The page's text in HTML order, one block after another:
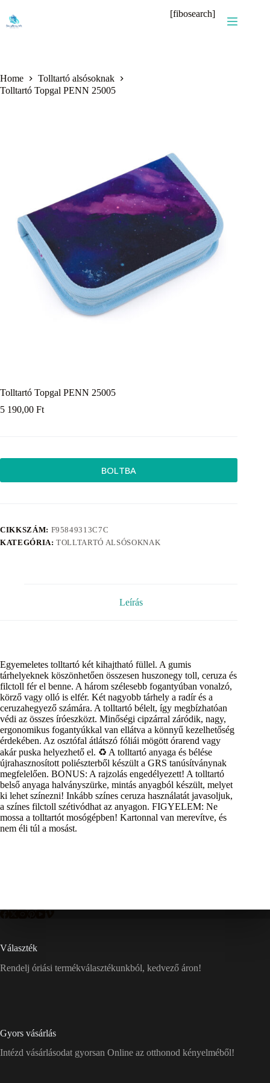
content
[fibosearch]
Home
Tolltartó alsósoknak
Tolltartó Topgal PENN 25005
Tolltartó Topgal PENN 25005
5 190,00 Ft
BOLTBA
CIKKSZÁM: F95849313C7C
KATEGÓRIA:TOLLTARTÓ ALSÓSOKNAK
Leírás
Egyemeletes tolltartó két kihajtható füllel. A gumis
tárhelyeknek köszönhetően összesen huszonegy toll, ceruza és
filctoll fér el benne. A három szélesebb fogantyúban vonalzó,
körző vagy olló is elfér. Két nagyobb tárhely a radír és a
ceruzahegyező számára. A tolltartó bélelt, így megbízhatóan
védi az összes íróeszközt. Minőségi cipzárral záródik, nagy,
ergonomikus fogantyúkkal van ellátva a könnyű kezelhetőség
érdekében. Az osztófal átlátszó fóliái mögött órarend vagy
akár puska helyezhető el. ♻️ A tolltartó anyaga és bélése
újrahasznosított poliészterből készült a GRS tanúsítványnak
megfelelően. BONUS: A rajzolás engedélyezett! A tolltartó
belső anyaga halványszürke, mintás anyagból készült, melyet
ki lehet színezni! Inkább színes ceruza használatát javasoljuk,
a színes filctoll szétivódhat az anyagon. FIGYELEM: Ne
mossa a tolltartót mosógépben! Kartonnal van merevítve, és
nem éli túl a mosást.
Választék
Rendelj óriási termékválasztékunkból, kedvező áron!
Gyors vásárlás
Intézd vásárlásodat gyorsan Online az otthonod kényelméből!